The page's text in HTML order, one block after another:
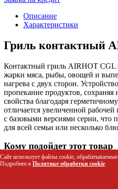
Описание
Характеристики
Гриль контактный
Контактный гриль AIRHOT CGL
жарки мяса, рыбы, овощей и
нагрева с двух сторон.
пропекание продуктов, сохраняя
свойства благодаря
отличается увеличенной
с базовыми версиями серии, что
для всей семьи или несколько
Кому подойдет этот товар
Семьям, ценящим скорость
Сайт использует файлы cookie,
Подробнее в Политике обработки cookie.